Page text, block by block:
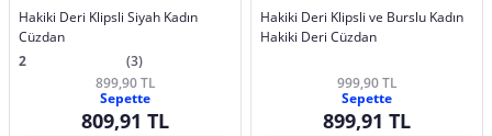
Hakiki Deri Klipsli Siyah Kadın
Cüzdan
2
(3)
899,90 TL
Sepette
809,91 TL
Hakiki Deri Klipsli ve Burslu Kadın
Hakiki Deri Cüzdan
999,90 TL
Sepette
899,91 TL